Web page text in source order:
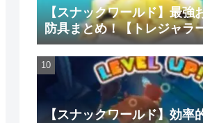
【スナックワールド】最強
防具まとめ！【トレジャラ
【スナックワールド】効率